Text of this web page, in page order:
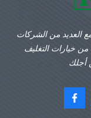
العديد من الشركات
خيارات التغليف